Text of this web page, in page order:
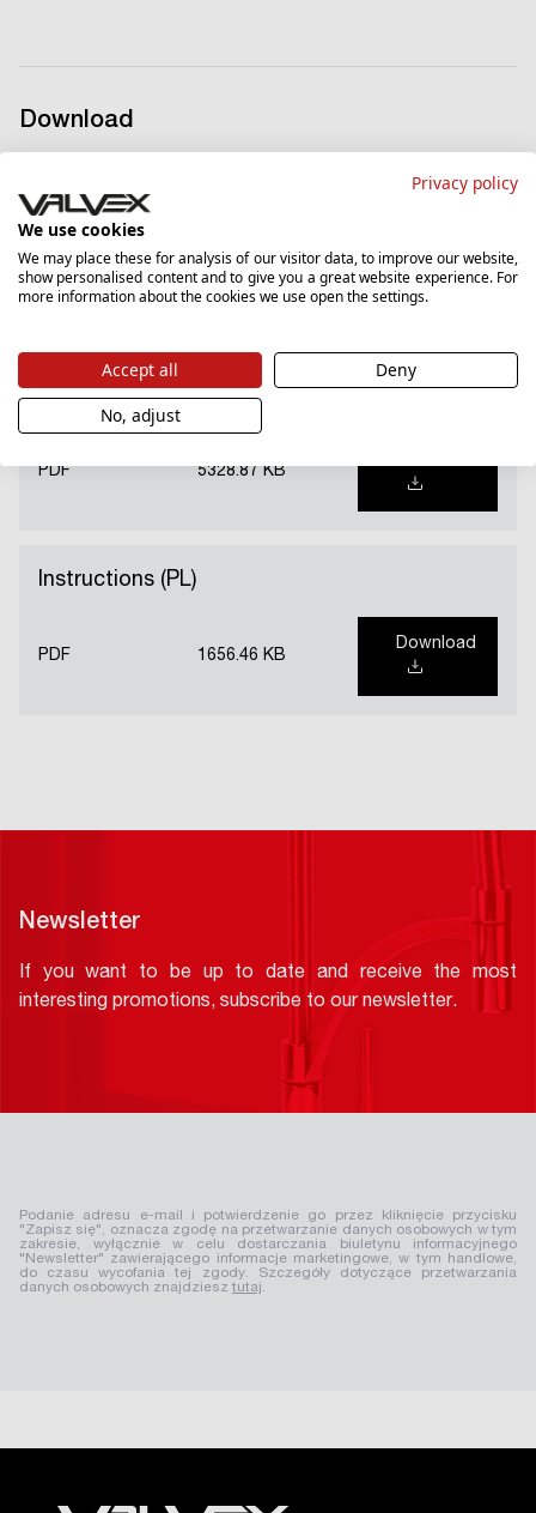
Download
Catalogue card
PDF 71.78 KB
Download
Guarantee card
PDF 5328.87 KB
Instructions (PL)
PDF 1656.46 KB
Download
Newsletter
If you want to be up to date and receive the most
interesting promotions, subscribe to our newsletter.
Podanie adresu e-mail i potwierdzenie go przez kliknięcie przycisku
"Zapisz się", oznacza zgodę na przetwarzanie danych osobowych w tym
zakresie, wyłącznie w celu dostarczania biuletynu informacyjnego
"Newsletter" zawierającego informacje marketingowe, w tym handlowe,
do czasu wycofania tej zgody. Szczegóły dotyczące przetwarzania
danych osobowych znajdziesz tutaj.
Privacy policy
We use cookies
We may place these for analysis of our visitor data, to improve our website,
show personalised content and to give you a great website experience. For
more information about the cookies we use open the settings.
Accept all
Deny
No, adjust